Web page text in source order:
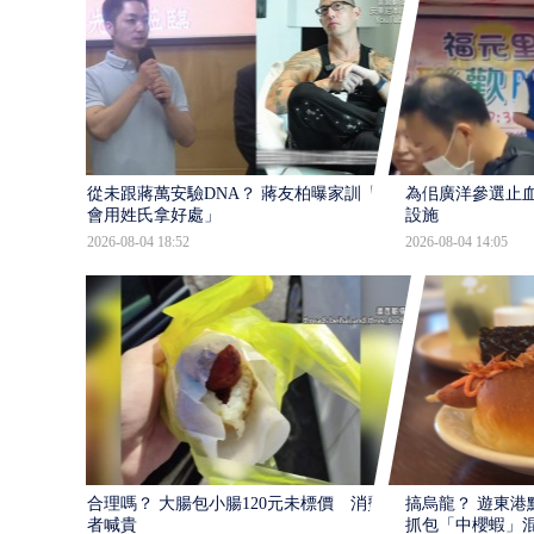
從未跟蔣萬安驗DNA？ 蔣友柏曝家訓「不
會用姓氏拿好處」
2026-08-04 18:52
為佀廣洋參選止
設施
2026-08-04 14:05
合理嗎？ 大腸包小腸120元未標價 消費
者喊貴
搞烏龍？ 遊東
抓包「中櫻蝦」